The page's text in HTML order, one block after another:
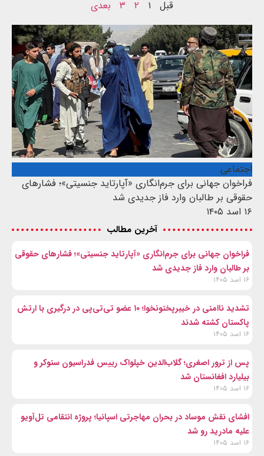
قبل ۱ ۲ ۳ بعدی
اجتماعی
فراخوان جهانی برای جرم‌انگاری «آپارتاید جنسیتی»؛ فشارهای
حقوقی بر طالبان وارد فاز جدیدی شد
۱۶ اسد ۱۴۰۵
آخرین مطالب
فراخوان جهانی برای جرم‌انگاری «آپارتاید جنسیتی»؛ فشارهای حقوقی
بر طالبان وارد فاز جدیدی شد
۱۶ اسد ۱۴۰۵
تشدید ناامنی در خیبرپختونخوا؛ ۱۰ عضو تی‌تی‌پی در درگیری با ارتش
پاکستان کشته شدند
۱۶ اسد ۱۴۰۵
پس از ترور اصغری؛ گلاب‌الدین خپلواک رییس فدراسیون سنوکر و
بیلیارد افغانستان شد
۱۶ اسد ۱۴۰۵
افشای نقش موساد در بحران مهاجرتی اسپانیا؛ پروژه انتقامی تل‌آویو
علیه مادرید رو شد
۱۶ اسد ۱۴۰۵